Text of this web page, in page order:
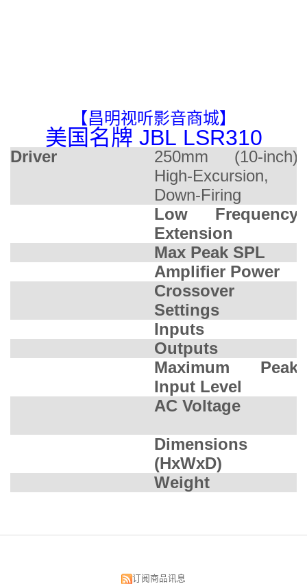
【昌明视听影音商城】
美国名牌 JBL LSR310
Driver
250mm (10-inch)
High-Excursion,
Down-Firing
Low Frequency
Extension
Max Peak SPL
Amplifier Power
Crossover
Settings
Inputs
Outputs
Maximum Peak
Input Level
AC Voltage
Dimensions
(HxWxD)
Weight
订阅商品讯息